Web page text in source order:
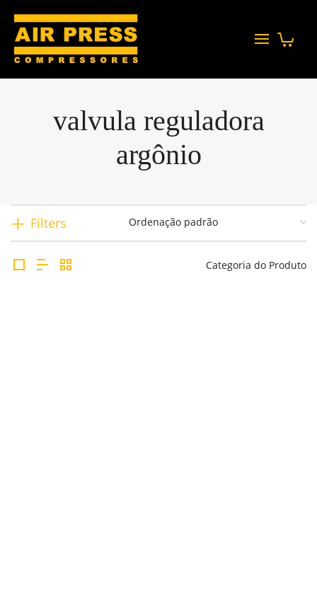
valvula reguladora
argônio
Filters
Categoria do Produto